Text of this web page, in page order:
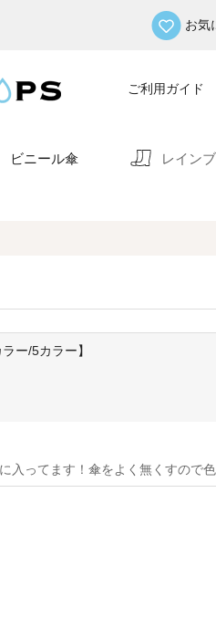
お気
ご利用ガイド
ビニール傘 レイン
ー/5カラー】
ってます！傘をよく無くすので